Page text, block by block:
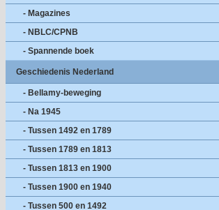
- Magazines
- NBLC/CPNB
- Spannende boek
Geschiedenis Nederland
- Bellamy-beweging
- Na 1945
- Tussen 1492 en 1789
- Tussen 1789 en 1813
- Tussen 1813 en 1900
- Tussen 1900 en 1940
- Tussen 500 en 1492